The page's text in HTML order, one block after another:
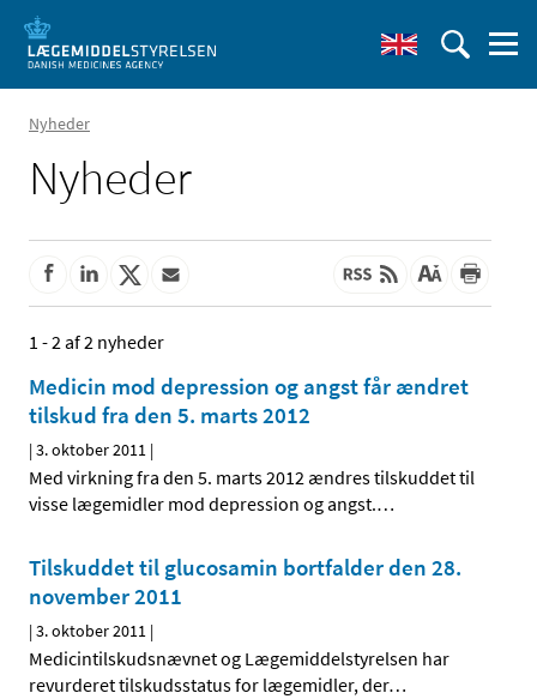
Nyheder
Nyheder
1 - 2 af 2 nyheder
Medicin mod depression og angst får ændret
tilskud fra den 5. marts 2012
|3. oktober 2011 |
Med virkning fra den 5. marts 2012 ændres tilskuddet til
visse lægemidler mod depression og angst.…
Tilskuddet til glucosamin bortfalder den 28.
november 2011
|3. oktober 2011 |
Medicintilskudsnævnet og Lægemiddelstyrelsen har
revurderet tilskudsstatus for lægemidler, der…